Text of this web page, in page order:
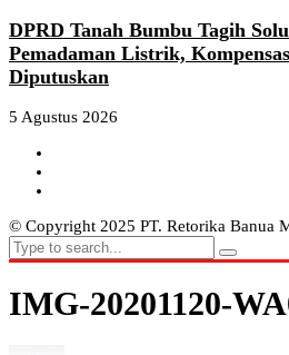
DPRD Tanah Bumbu Tagih
Pemadaman Listrik,
Diputuskan
5 Agustus 2026
© Copyright 2025 PT. Retorika Banua
IMG-20201120-